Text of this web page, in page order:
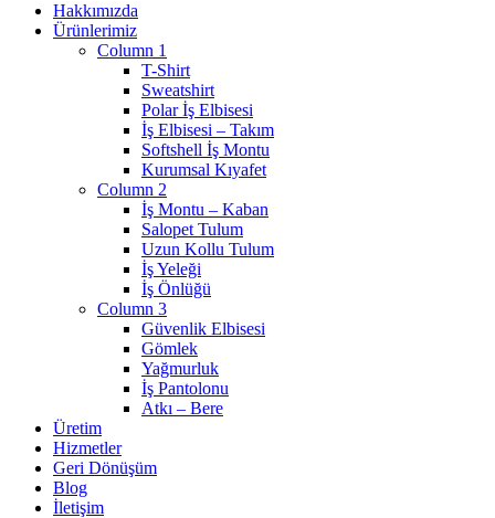
Hakkımızda
Ürünlerimiz
Column 1
T-Shirt
Sweatshirt
Polar İş Elbisesi
İş Elbisesi – Takım
Softshell İş Montu
Kurumsal Kıyafet
Column 2
İş Montu – Kaban
Salopet Tulum
Uzun Kollu Tulum
İş Yeleği
İş Önlüğü
Column 3
Güvenlik Elbisesi
Gömlek
Yağmurluk
İş Pantolonu
Atkı – Bere
Üretim
Hizmetler
Geri Dönüşüm
Blog
İletişim